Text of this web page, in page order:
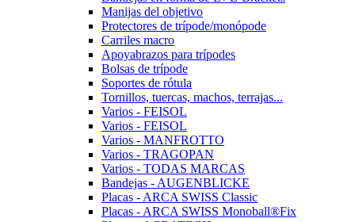
Manijas del objetivo
Protectores de trípode/monópode
Carriles macro
Apoyabrazos para trípodes
Bolsas de trípode
Soportes de rótula
Tornillos, tuercas, machos, terrajas...
Varios - FEISOL
Varios - FEISOL
Varios - MANFROTTO
Varios - TRAGOPAN
Varios - TODAS MARCAS
Bandejas - AUGENBLICKE
Placas - ARCA SWISS Classic
Placas - ARCA SWISS Monoball®Fix